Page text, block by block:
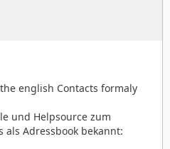
english Contacts formaly
und Helpsource zum
als Adressbook bekannt: